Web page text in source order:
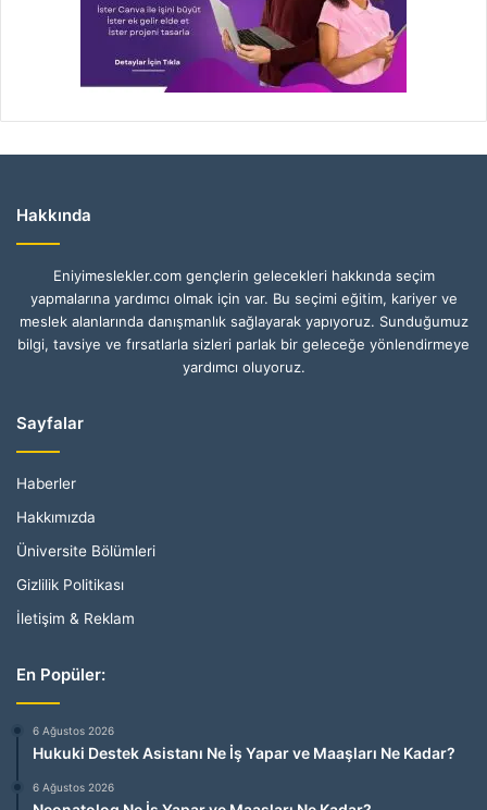
Hakkında
Eniyimeslekler.com gençlerin gelecekleri hakkında seçim
yapmalarına yardımcı olmak için var. Bu seçimi eğitim, kariyer ve
meslek alanlarında danışmanlık sağlayarak yapıyoruz. Sunduğumuz
bilgi, tavsiye ve fırsatlarla sizleri parlak bir geleceğe yönlendirmeye
yardımcı oluyoruz.
Sayfalar
Haberler
Hakkımızda
Üniversite Bölümleri
Gizlilik Politikası
İletişim & Reklam
En Popüler:
6 Ağustos 2026
Hukuki Destek Asistanı Ne İş Yapar ve Maaşları Ne Kadar?
6 Ağustos 2026